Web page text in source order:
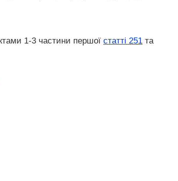
1-3 частини першої статті 251 та